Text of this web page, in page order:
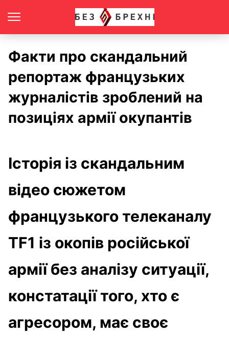
Факти про скандальний
репортаж французьких
журналістів зроблений на
позиціях армії окупантів
Історія із скандальним
відео сюжетом
французького телеканалу
TF1 із окопів російської
армії без аналізу ситуації,
констатації того, хто є
агресором, має своє